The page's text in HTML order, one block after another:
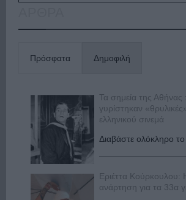
Πρόσφατα Δημοφιλή
Τα σημεία της Αθήνας
γυρίστηκαν
ελληνικού σινεμά
Διαβάστε ολόκληρο
Εριέττα Κούρκουλου:
ανάρτηση για τα 33α